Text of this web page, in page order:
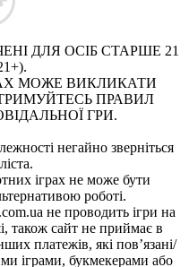
ДЛЯ ОСІБ СТАРШЕ 21
МОЖЕ ВИКЛИКАТИ
ПРАВИЛ
ГРИ.
негайно зверніться
іграх не може бути
роботі.
не проводить ігри на
також сайт не приймає в
платежів, які пов’язані/
іграми, букмекерами або